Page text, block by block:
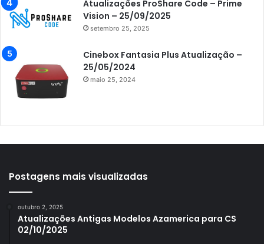
Azamerica i7 IPTV
Azamerica King
Azamerica King GX PRO
Azamerica King IPTV
Azamerica Mobi
Azamerica S1005
Azamerica S1006 Plus
Atualizações ProShare Code – Prime
Vision – 25/09/2025
setembro 25, 2025
Cinebox Fantasia Plus Atualização –
25/05/2024
maio 25, 2024
Postagens mais visualizadas
outubro 2, 2025
Atualizações Antigas Modelos Azamerica para CS
02/10/2025